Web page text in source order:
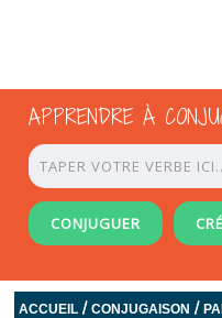
APPRENDRE À
CONJUGUER
ACCUEIL /CONJUGAISON /